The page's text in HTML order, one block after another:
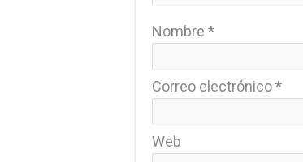
Nombre *
Correo electrónico*
Web